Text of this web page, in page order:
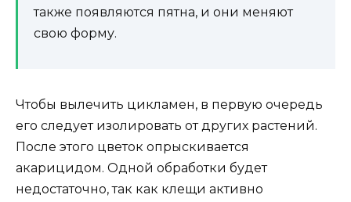
также появляются пятна, и они меняют
свою форму.
Чтобы вылечить цикламен, в первую очередь
его следует изолировать от других растений.
После этого цветок опрыскивается
акарицидом. Одной обработки будет
недостаточно, так как клещи активно